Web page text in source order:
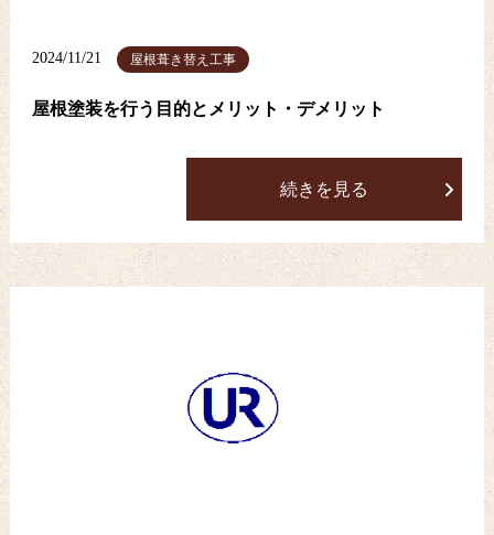
2024/11/21 屋根葺き替え工事
屋根塗装を行う目的とメリット・デメリット
続きを見る